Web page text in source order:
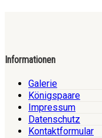
Informationen
Galerie
Königspaare
Impressum
Datenschutz
Kontaktformular